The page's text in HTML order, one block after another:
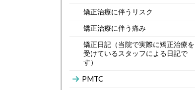
矯正治療に伴うリスク
矯正治療に伴う痛み
矯正日記（当院で実際に矯正治療を
受けているスタッフによる日記で
す）
PMTC